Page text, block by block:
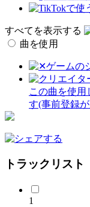
すべてを表示する
曲を使用
この曲を使用
す(事前登録
トラックリスト
1